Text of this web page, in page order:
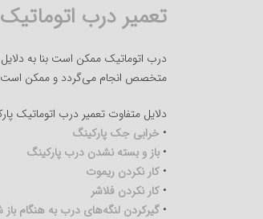
تعمیر درب
درب اتوماتیک ممکن است بنا به
متخصص انجام می‌گردد و ممکن است
دلایل متفاوت تعمیر درب اتوماتیک
•خرابی جک پارکینگ
• باز و بسته نشدن درب پارکینگ
• کار نکردن ریموت
• کار نکردن فلاشر
• گیرکردن لنگه‌های درب به هنگام